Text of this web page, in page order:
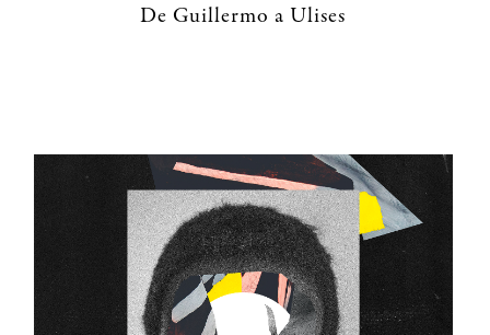
De Guillermo a Ulises